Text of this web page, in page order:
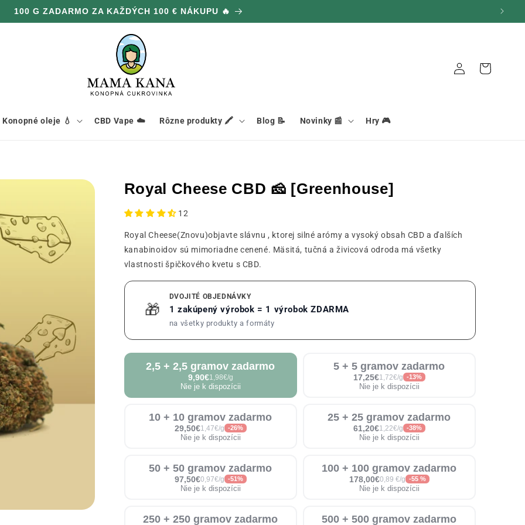
100 G ZADARMO ZA KAŽDÝCH 100 € NÁKUPU 🔥
Konopné oleje 💧 CBD Vape ☁️ Rôzne produkty 🖍️ Blog 📝 Novinky 📰 Hry 🎮
Pripojenie Košík
Royal Cheese CBD 🧀 [Greenhouse]
12
Royal Cheese(Znovu)objavte slávnu , ktorej silné arómy a vysoký obsah CBD a ďalších
kanabinoidov sú mimoriadne cenené. Mäsitá, tučná a živicová odroda má všetky
vlastnosti špičkového kvetu s CBD.
🎁
DVOJITÉ OBJEDNÁVKY
1 zakúpený výrobok = 1 výrobok ZDARMA
na všetky produkty a formáty
2,5 + 2,5 gramov zadarmo
9,90€1,98€/g
Nie je k dispozícii
5 + 5 gramov zadarmo
17,25€1,72€/g -13%
Nie je k dispozícii
10 + 10 gramov zadarmo
29,50€1,47€/g -26%
Nie je k dispozícii
25 + 25 gramov zadarmo
61,20€1,22€/g -38%
Nie je k dispozícii
50 + 50 gramov zadarmo
97,50€0,97€/g -51%
Nie je k dispozícii
100 + 100 gramov zadarmo
178,00€0,89 €/g -55 %
Nie je k dispozícii
250 + 250 gramov zadarmo 500 + 500 gramov zadarmo